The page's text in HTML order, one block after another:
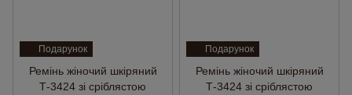
Подарунок
Ремінь жіночий шкіряний
Т-3424 зі сріблястою
Подарунок
Ремінь жіночий шкіряний
Т-3424 зі сріблястою